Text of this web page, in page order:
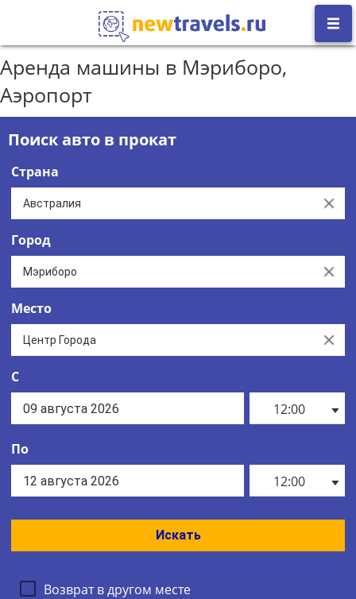
Аренда машины в Мэриборо,
Аэропорт
Поиск авто в прокат
Страна
Clear
Город
Clear
Место
Clear
С
12:00
По
12:00
Искать
Возврат в другом месте